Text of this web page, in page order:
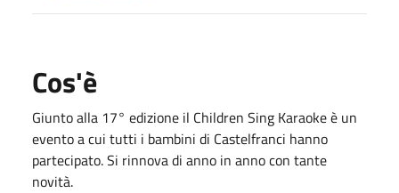
Cos'è
Giunto alla 17° edizione il Children Sing Karaoke è un
evento a cui tutti i bambini di Castelfranci hanno
partecipato. Si rinnova di anno in anno con tante
novità.